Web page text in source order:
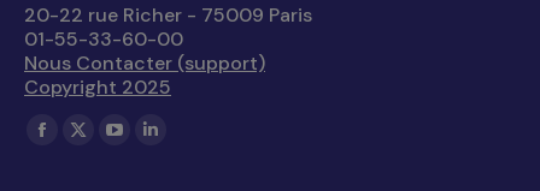
20-22 rue Richer - 75009 Paris
01-55-33-60-00
Nous Contacter (support)
Copyright 2025
Trouvez nous sur :
La
La
La
La